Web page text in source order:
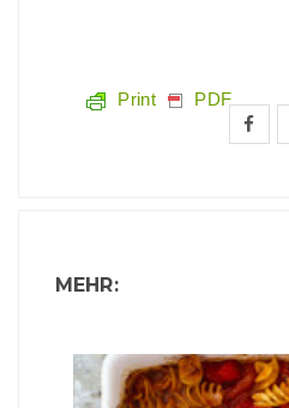
Print PDF
MEHR: